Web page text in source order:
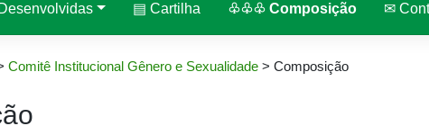
▤ Cartilha ♧♧♧ Composição ✉︎
Comitê Institucional Gênero e Sexualidade > Composição